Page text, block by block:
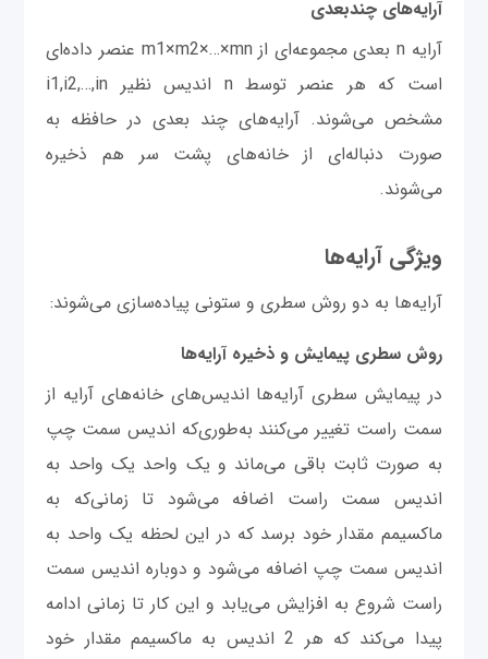
آرایه‌های چندبعدی
آرایه n بعدی مجموعه‌ای از m1×m2×…×mn عنصر داده‌ای
است که هر عنصر توسط n اندیس نظیر i1,i2,…,in
مشخص می‌شوند. آرایه‌های چند بعدی در حافظه به
صورت دنباله‌ای از خانه‌های پشت سر هم ذخیره
می‌شوند.
ویژگی آرایه‌ها
آرایه‌ها به دو روش سطری و ستونی پیاده‌سازی می‌شوند:
روش سطری پیمایش و ذخیره آرایه‌ها
در پیمایش سطری آرایه‌ها اندیس‌های خانه‌های آرایه از
سمت راست تغییر می‌کنند به‌طوری‌که اندیس سمت چپ
به صورت ثابت باقی می‌ماند و یک واحد یک واحد به
اندیس سمت راست اضافه می‌شود تا زمانی‌که به
ماکسیمم مقدار خود برسد که در این لحظه یک واحد به
اندیس سمت چپ اضافه می‌شود و دوباره اندیس سمت
راست شروع به افزایش می‌یابد و این کار تا زمانی ادامه
پیدا می‌کند که هر 2 اندیس به ماکسیمم مقدار خود